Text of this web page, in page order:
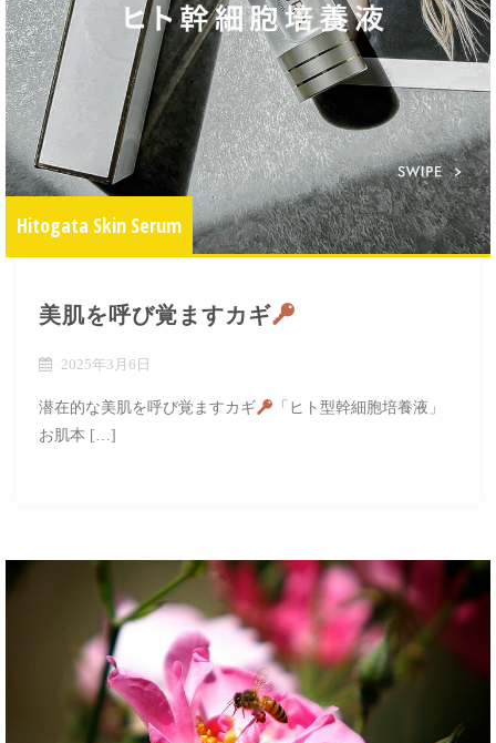
Hitogata Skin Serum
美肌を呼び覚ますカギ
2025年3月6日
潜在的な美肌を呼び覚ますカギ
「ヒト型幹細胞培養液」
お肌本 […]